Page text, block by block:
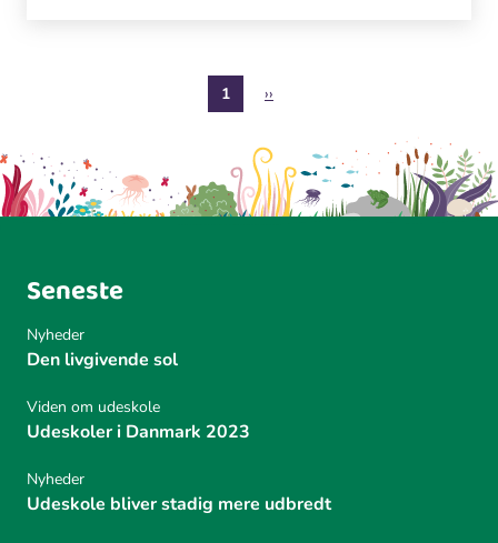
e
i
n
d
e
l
i
g
Nuværende
side
1
Næste
››
Seneste
Nyheder
Den livgivende sol
Viden om udeskole
Udeskoler i Danmark 2023
Nyheder
Udeskole bliver stadig mere udbredt